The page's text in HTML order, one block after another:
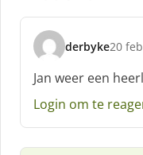
derbyke
s
c
h
r
20
Jan weer een
Login om te